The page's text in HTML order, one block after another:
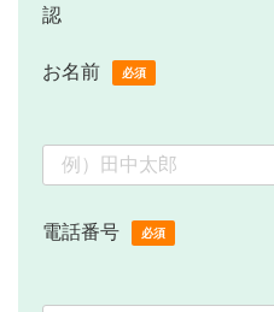
認
お名前 必須
電話番号 必須